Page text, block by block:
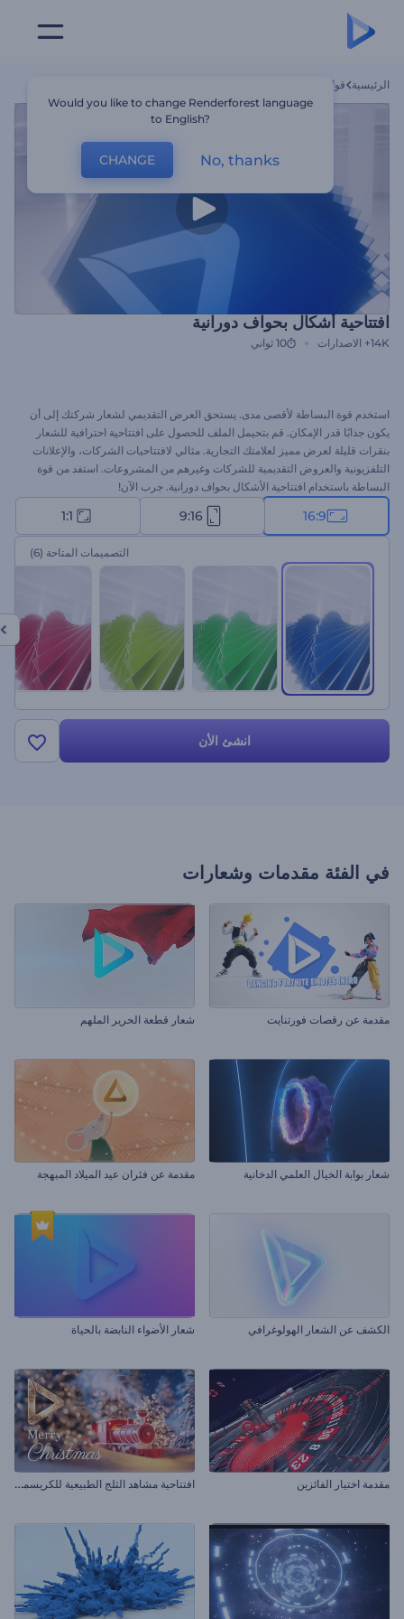
الرئيسية قوالب
افتتاحية أشكال بحواف دورانية
14K+ الاصدارات 10 ثواني
استخدم قوة البساطة لأقصى مدى. يستحق العرض التقديمي لشعار شركتك إلى أن
يكون جذابًا قدر الإمكان. قم بتحيمل الملف للحصول على افتتاحية احترافية للشعار
بنقرات قليلة لعرض مميز لعلامتك التجارية. مثالي لافتتاحيات الشركات، والإعلانات
التلفزيونية والعروض التقديمية للشركات وغيرهم من المشروعات. استفد من قوة
البساطة باستخدام افتتاحية الأشكال بحواف دورانية. جرب الآن!
16:9
9:16
1:1
التصميمات المتاحة (6)
انشئ الأن
في الفئة مقدمات وشعارات
مقدمة عن رقصات فورتنايت شعار قطعة الحرير الملهم
شعار بوابة الخيال العلمي الدخانية مقدمة عن فئران عيد الميلاد المبهجة
الكشف عن الشعار الهولوغرافي شعار الأضواء النابضة بالحياة
مقدمة اختيار الفائزين ا
فتتاحية مشاهد الثلج الطبيعية للكريسماس
Would you like to change Renderforest language
to English?
CHANGE No, thanks